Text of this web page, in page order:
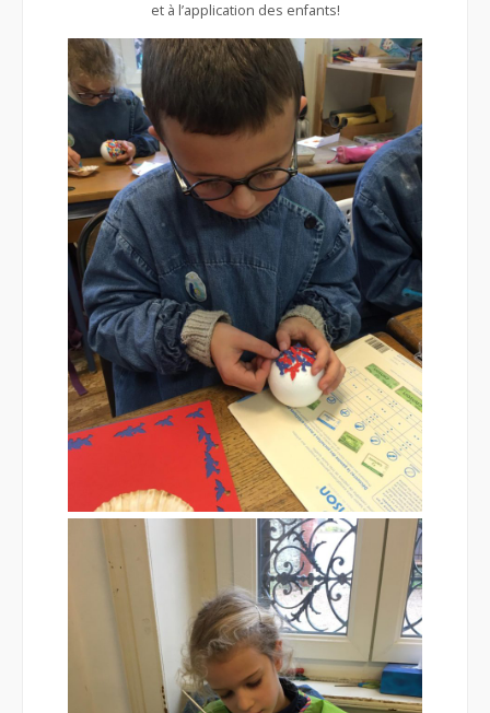
et à l’application des enfants!